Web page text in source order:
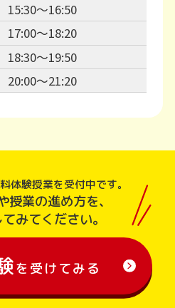
15:30〜16:50
17:00〜18:20
18:30〜19:50
20:00〜21:20
体験授業を受付中です。
授業の進め方を、
みてください。
を受けてみる